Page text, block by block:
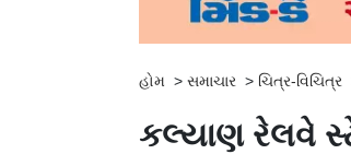
હોમ > સમાચાર > ચિત્ર-વિચિત્ર
કલ્યાણ રેલવે